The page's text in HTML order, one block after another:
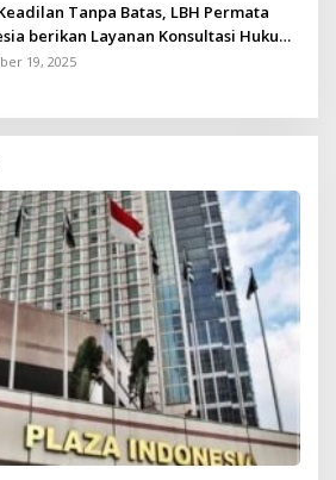
Tanpa Batas, LBH Permata
berikan Layanan Konsultasi Hukum
Kurang Mampu
19, 2025